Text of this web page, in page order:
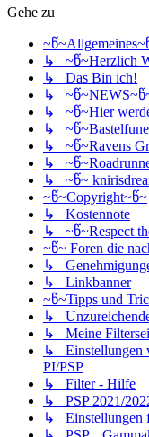
Gehe zu
↳ ~წ~Herzlich
↳ Das Bin ich!
↳
↳ ~წ~Hier
↳
↳ ~წ~Ravens
↳
↳ ~წ~
~წ~Copyright~წ~
↳ Kostennote
↳ ~წ~Respect
~წ~ Foren die
↳
↳ Linkbanner
~წ~Tipps und
↳
↳ Meine
↳ Einstellungen
PI/PSP
↳ Filter - Hilfe
↳ PSP 2021/
↳ Einstellungen